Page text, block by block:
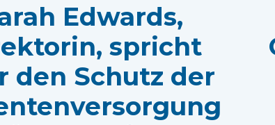
Edwards,
spricht
den Schutz der